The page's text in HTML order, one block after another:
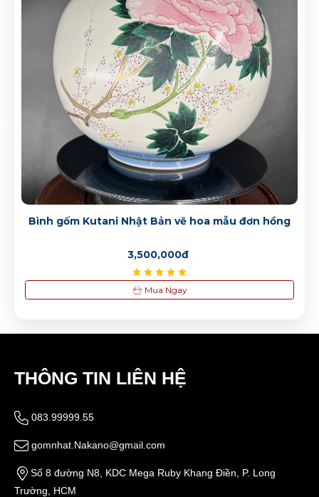
Bình hoa Kutani vẽ tay hoa mẫu đơn
2,500,000đ
Bình hoa Kutani vẽ tay hoa mẫu đơn
1,500,000đ
Bình hoa Kutani vẽ tay hoa mẫu đơn
2,500,000đ
Bình gốm Kutani Nhật Bản vẽ hoa mẫu đơn hồng
3,500,000đ
Mua Ngay
THÔNG TIN LIÊN HỆ
083.99999.55
gomnhat.Nakano@gmail.com
Số 8 đường N8, KDC Mega Ruby Khang Điền, P. Long
Trường, HCM